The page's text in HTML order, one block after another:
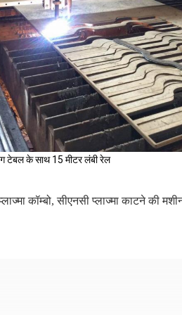
टेबल के साथ 15 मीटर लंबी रेल
कॉम्बो, सीएनसी प्लाज्मा काटने की